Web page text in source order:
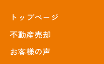
トップぺージ
不動産売却
お客様の声